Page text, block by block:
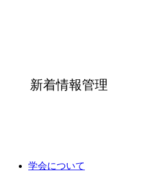
新着情報管理
学会について